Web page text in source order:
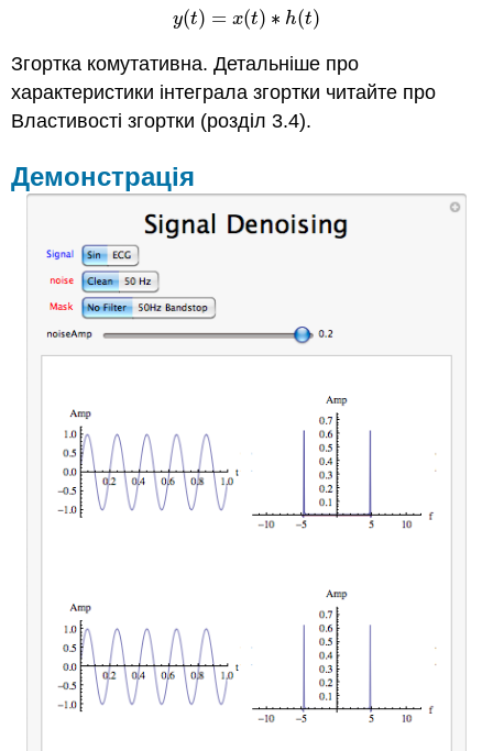
y(t) = x(t) ∗ h(t)
y( )= x(t)∗h (t)
Згортка комутативна. Детальніше про
характеристики інтеграла згортки читайте про
Властивості згортки (розділ 3.4).
Демонстрація